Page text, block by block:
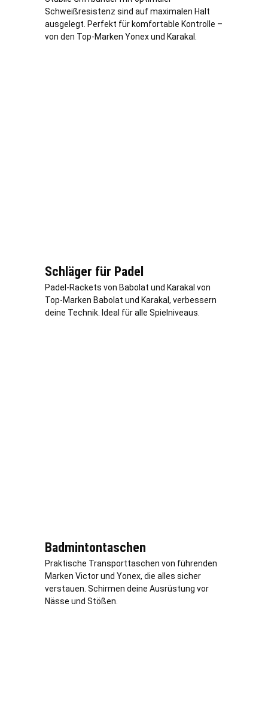
Schweißresistenz sind auf maximalen Halt
ausgelegt. Perfekt für komfortable Kontrolle –
von den Top-Marken Yonex und Karakal.
Schläger für Padel
Padel-Rackets von Babolat und Karakal von
Top-Marken Babolat und Karakal, verbessern
deine Technik. Ideal für alle Spielniveaus.
Badmintontaschen
Praktische Transporttaschen von führenden
Marken Victor und Yonex, die alles sicher
verstauen. Schirmen deine Ausrüstung vor
Nässe und Stößen.